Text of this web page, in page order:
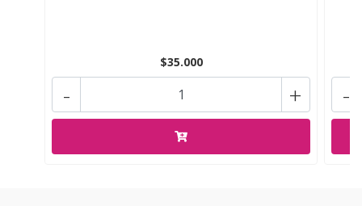
$35.000
+
- -